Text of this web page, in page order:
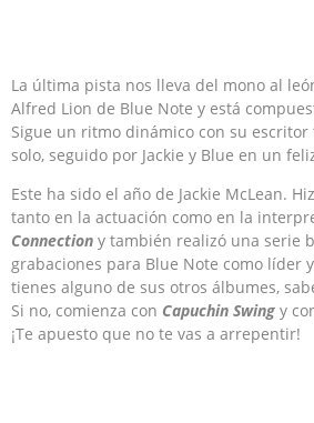
La última pista nos lleva del mono al
Alfred Lion de Blue Note y está
Sigue un ritmo dinámico con su
solo, seguido por Jackie y Blue en un
Este ha sido el año de Jackie McLean.
tanto en la actuación como en la
Connection y también realizó una serie
grabaciones para Blue Note como líder
tienes alguno de sus otros álbumes,
Si no, comienza con Capuchin Swing y
¡Te apuesto que no te vas a arrepentir!